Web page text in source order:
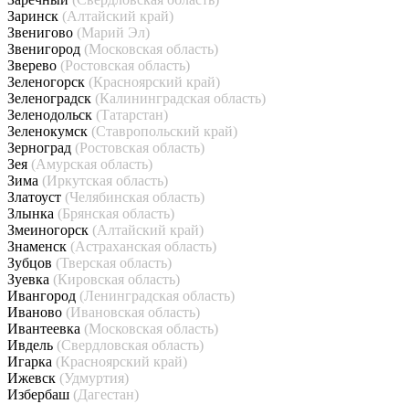
Заринск (Алтайский край)
Звенигово (Марий Эл)
Звенигород (Московская область)
Зверево (Ростовская область)
Зеленогорск (Красноярский край)
Зеленоградск (Калининградская область)
Зеленодольск (Татарстан)
Зеленокумск (Ставропольский край)
Зерноград (Ростовская область)
Зея (Амурская область)
Зима (Иркутская область)
Златоуст (Челябинская область)
Злынка (Брянская область)
Змеиногорск (Алтайский край)
Знаменск (Астраханская область)
Зубцов (Тверская область)
Зуевка (Кировская область)
Ивангород (Ленинградская область)
Иваново (Ивановская область)
Ивантеевка (Московская область)
Ивдель (Свердловская область)
Игарка (Красноярский край)
Ижевск (Удмуртия)
Избербаш (Дагестан)